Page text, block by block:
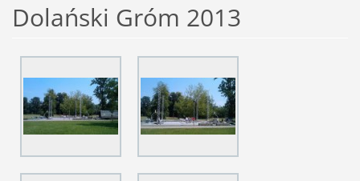
Dolański Gróm 2013